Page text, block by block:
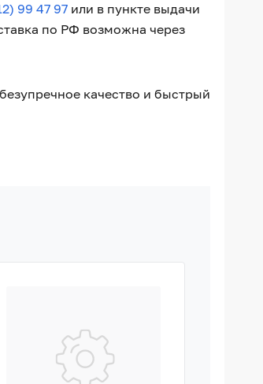
99 47 97или в пункте выдачи
по РФ возможна через
качество и быстрый